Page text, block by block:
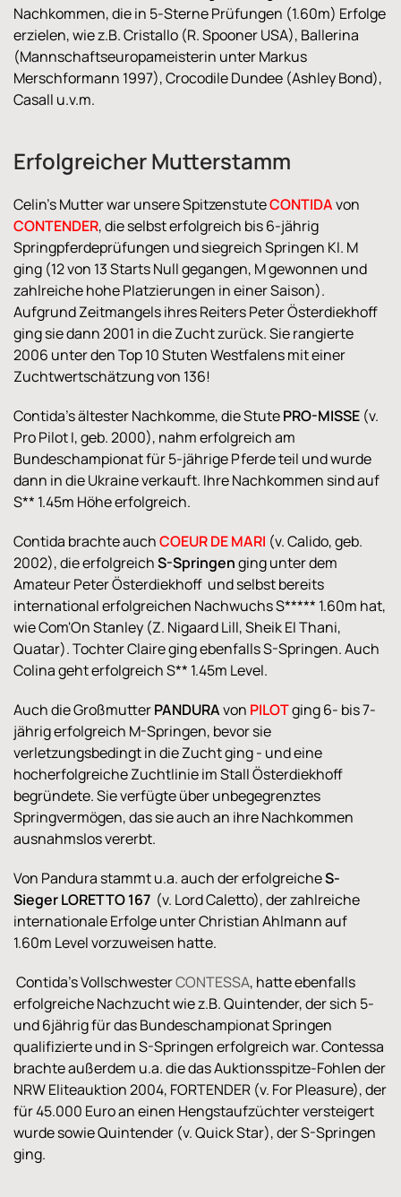
Nachkommen, die in 5-Sterne Prüfungen (1.60m) Erfolge
erzielen, wie z.B. Cristallo (R. Spooner USA), Ballerina
(Mannschaftseuropameisterin unter Markus
Merschformann 1997), Crocodile Dundee (Ashley Bond),
Casall u.v.m.
Erfolgreicher Mutterstamm
Celin's Mutter war unsere SpitzenstuteCONTIDAvon
CONTENDER, die selbst erfolgreich bis 6-jährig
Springpferdeprüfungen und siegreich Springen Kl. M
ging (12 von 13 Starts Null gegangen, M gewonnen und
zahlreiche hohe Platzierungen in einer Saison).
Aufgrund Zeitmangels ihres Reiters Peter Österdiekhoff
ging sie dann 2001 in die Zucht zurück. Sie rangierte
2006 unter den Top 10 Stuten Westfalens mit einer
Zuchtwertschätzung von 136!
Contida's ältester Nachkomme, die StutePRO-MISSE (v.
Pro Pilot I, geb. 2000), nahm erfolgreich am
Bundeschampionat für 5-jährige Pferde teil und wurde
dann in die Ukraine verkauft. Ihre Nachkommen sind auf
S** 1.45m Höhe erfolgreich.
Contida brachte auchCOEUR DE MARI (v. Calido, geb.
2002), die erfolgreichS-Springenging unter dem
Amateur Peter Österdiekhoff und selbst bereits
international erfolgreichen Nachwuchs S***** 1.60m hat,
wie Com'On Stanley (Z. Nigaard Lill, Sheik El Thani,
Quatar). Tochter Claire ging ebenfalls S-Springen. Auch
Colina geht erfolgreich S** 1.45m Level.
Auch die GroßmutterPANDURAvon PILOTging 6- bis 7-
jährig erfolgreich M-Springen, bevor sie
verletzungsbedingt in die Zucht ging - und eine
hocherfolgreiche Zuchtlinie im Stall Österdiekhoff
begründete. Sie verfügte über unbegegrenztes
Springvermögen, das sie auch an ihre Nachkommen
ausnahmslos vererbt.
Von Pandura stammt u.a. auch der erfolgreicheS-
Sieger LORETTO 167 (v. Lord Caletto), der zahlreiche
internationale Erfolge unter Christian Ahlmann auf
1.60m Level vorzuweisen hatte.
Contida's VollschwesterCONTESSA, hatte ebenfalls
erfolgreiche Nachzucht wie z.B. Quintender, der sich 5-
und 6jährig für das Bundeschampionat Springen
qualifizierte und in S-Springen erfolgreich war. Contessa
brachte außerdem u.a. die das Auktionsspitze-Fohlen der
NRW Eliteauktion 2004, FORTENDER (v. For Pleasure), der
für 45.000 Euro an einen Hengstaufzüchter versteigert
wurde sowie Quintender (v. Quick Star), der S-Springen
ging.